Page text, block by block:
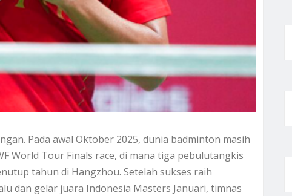
Pada awal Oktober 2025, dunia badminton masih
World Tour Finals race, di mana tiga pebulutangkis
tahun di Hangzhou. Setelah sukses raih
dan gelar juara Indonesia Masters Januari, timnas